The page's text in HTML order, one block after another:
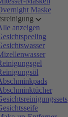
Maske
anzeigen